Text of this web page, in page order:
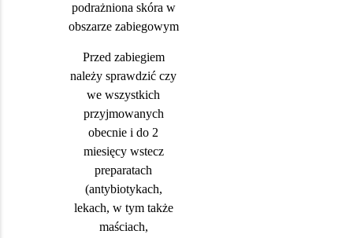
podrażniona skóra w
obszarze zabiegowym
Przed zabiegiem
należy sprawdzić czy
we wszystkich
przyjmowanych
obecnie i do 2
miesięcy wstecz
preparatach
(antybiotykach,
lekach, w tym także
maściach,